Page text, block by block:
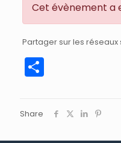
Cet évènement a
Partager sur les réseaux
Partager
Share